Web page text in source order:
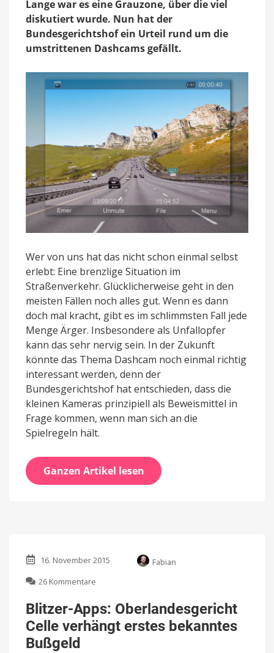
Beweismittel
zulässig
Lange war es eine Grauzone, über die viel
diskutiert wurde. Nun hat der
Bundesgerichtshof ein Urteil rund um die
umstrittenen Dashcams gefällt.
Wer von uns hat das nicht schon einmal selbst
erlebt: Eine brenzlige Situation im
Straßenverkehr. Glücklicherweise geht in den
meisten Fällen noch alles gut. Wenn es dann
doch mal kracht, gibt es im schlimmsten Fall jede
Menge Ärger. Insbesondere als Unfallopfer
kann das sehr nervig sein. In der Zukunft
könnte das Thema Dashcam noch einmal richtig
interessant werden, denn der
Bundesgerichtshof hat entschieden, dass die
kleinen Kameras prinzipiell als Beweismittel in
Frage kommen, wenn man sich an die
Spielregeln hält.
Ganzen Artikel lesen
16. November 2015
Fabian
26 Kommentare
Apps:
Oberlandesgericht
Celle
Blitzer-Apps: Oberlandesgericht
Celle verhängt erstes bekanntes
Bußgeld